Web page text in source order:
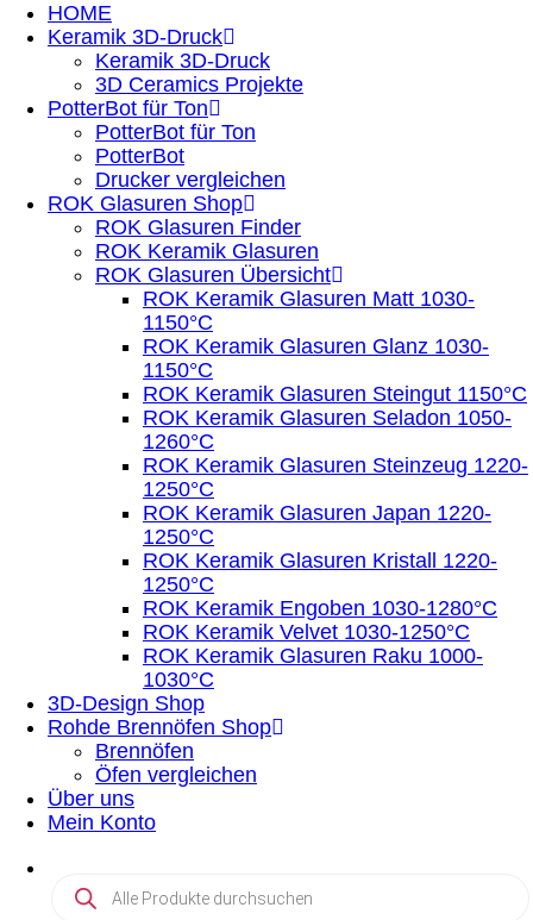
HOME
Keramik 3D-Druck
Keramik 3D-Druck
3D Ceramics Projekte
PotterBot für Ton
PotterBot für Ton
PotterBot
Drucker vergleichen
ROK Glasuren Shop
ROK Glasuren Finder
ROK Keramik Glasuren
ROK Glasuren Übersicht
ROK Keramik Glasuren Matt 1030-
1150°C
ROK Keramik Glasuren Glanz 1030-
1150°C
ROK Keramik Glasuren Steingut 1150°C
ROK Keramik Glasuren Seladon 1050-
1260°C
ROK Keramik Glasuren Steinzeug 1220-
1250°C
ROK Keramik Glasuren Japan 1220-
1250°C
ROK Keramik Glasuren Kristall 1220-
1250°C
ROK Keramik Engoben 1030-1280°C
ROK Keramik Velvet 1030-1250°C
ROK Keramik Glasuren Raku 1000-
1030°C
3D-Design Shop
Rohde Brennöfen Shop
Brennöfen
Öfen vergleichen
Über uns
Mein Konto
Products
search